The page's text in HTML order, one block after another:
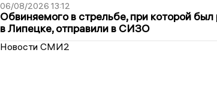
06/08/2026 13:12
Обвиняемого в стрельбе, при которой
в Липецке, отправили в СИЗО
Новости СМИ2